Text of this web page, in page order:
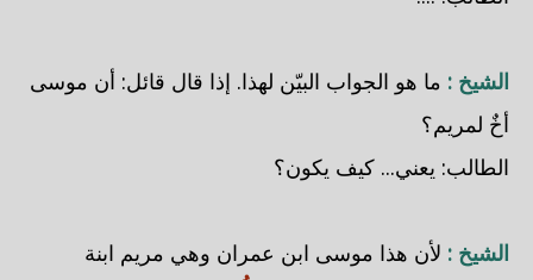
الشيخ : ما هو الجواب البيّن لهذا. إذا قال قائل: أن موسى
أخٌ لمريم؟
الطالب: يعني... كيف يكون؟
الشيخ : لأن هذا موسى ابن عمران وهي مريم ابنة